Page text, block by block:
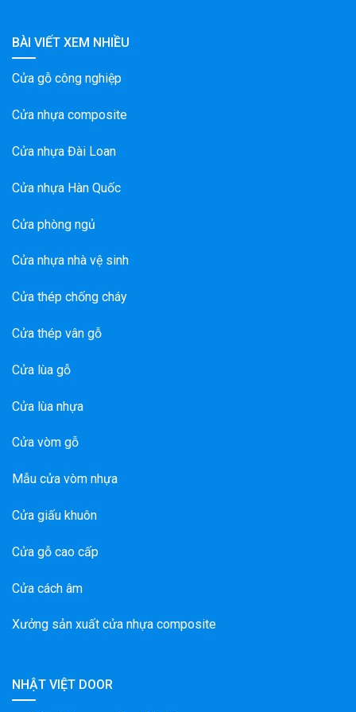
BÀI VIẾT XEM NHIỀU
Cửa gỗ công nghiệp
Cửa nhựa composite
Cửa nhựa Đài Loan
Cửa nhựa Hàn Quốc
Cửa phòng ngủ
Cửa nhựa nhà vệ sinh
Cửa thép chống cháy
Cửa thép vân gỗ
Cửa lùa gỗ
Cửa lùa nhựa
Cửa vòm gỗ
Mẫu cửa vòm nhựa
Cửa giấu khuôn
Cửa gỗ cao cấp
Cửa cách âm
Xưởng sản xuất cửa nhựa composite
NHẬT VIỆT DOOR